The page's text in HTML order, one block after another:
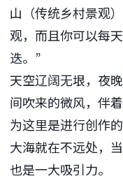
山（传统乡村景观
观，而且你可以每
迭。”
天空辽阔无垠，夜
间吹来的微风，伴
为这里是进行创作的
大海就在不远处，
也是一大吸引力。